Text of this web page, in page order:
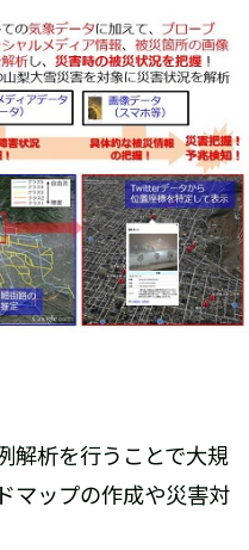
解析を行うことで大規
マップの作成や災害対